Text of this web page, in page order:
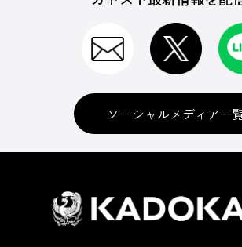
ソーシャルメディア一